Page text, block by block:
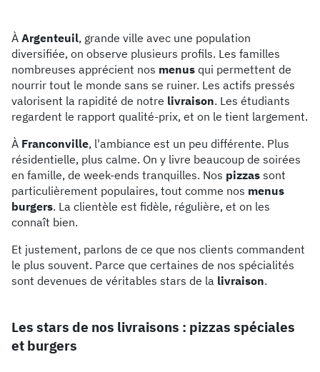
À Argenteuil, grande ville avec une population
diversifiée, on observe plusieurs profils. Les familles
nombreuses apprécient nos menus qui permettent de
nourrir tout le monde sans se ruiner. Les actifs pressés
valorisent la rapidité de notre livraison. Les étudiants
regardent le rapport qualité-prix, et on le tient largement.
À Franconville, l'ambiance est un peu différente. Plus
résidentielle, plus calme. On y livre beaucoup de soirées
en famille, de week-ends tranquilles. Nos pizzas sont
particulièrement populaires, tout comme nos menus
burgers. La clientèle est fidèle, régulière, et on les
connaît bien.
Et justement, parlons de ce que nos clients commandent
le plus souvent. Parce que certaines de nos spécialités
sont devenues de véritables stars de la livraison.
Les stars de nos livraisons : pizzas spéciales
et burgers